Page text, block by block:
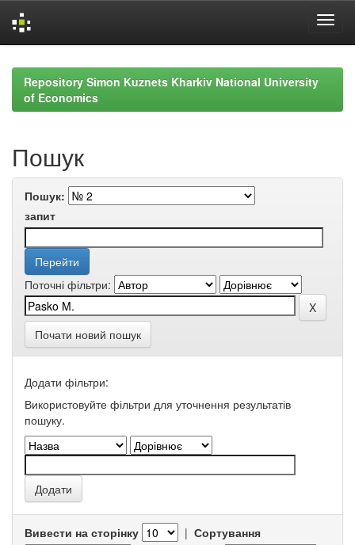
navigationRepository Simon Kuznets Kharkiv National University
of Economics
Пошук
Пошук:
запит
Поточні фільтри:
Почати новий пошук
Додати фільтри:
Використовуйте фільтри для уточнення результатів
пошуку.
Вивести на сторінку | Сортування